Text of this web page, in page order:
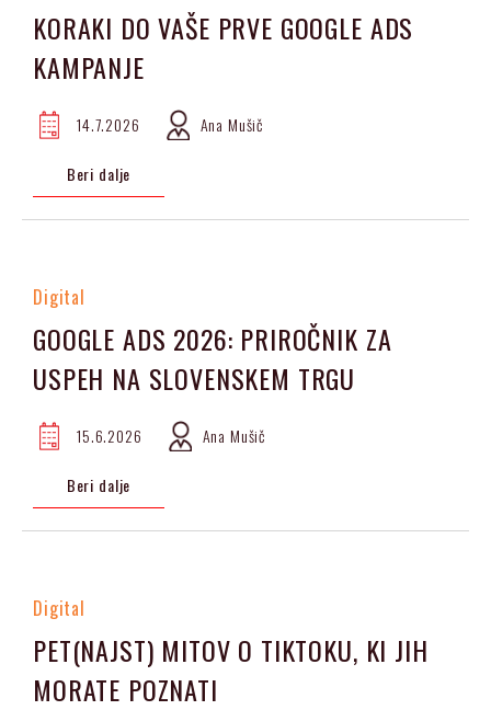
KORAKI DO VAŠE PRVE GOOGLE ADS
KAMPANJE
14.7.2026 Ana Mušič
Beri dalje
Digital
GOOGLE ADS 2026: PRIROČNIK ZA
USPEH NA SLOVENSKEM TRGU
15.6.2026 Ana Mušič
Beri dalje
Digital
PET(NAJST) MITOV O TIKTOKU, KI JIH
MORATE POZNATI